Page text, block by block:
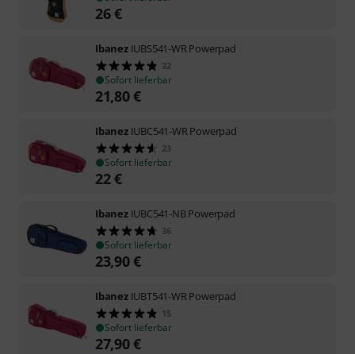
26€
Ibanez IUBS541-WR Powerpad
32
Sofort lieferbar
21,80€
Ibanez IUBC541-WR Powerpad
23
Sofort lieferbar
22€
Ibanez IUBC541-NB Powerpad
36
Sofort lieferbar
23,90€
Ibanez IUBT541-WR Powerpad
15
Sofort lieferbar
27,90€